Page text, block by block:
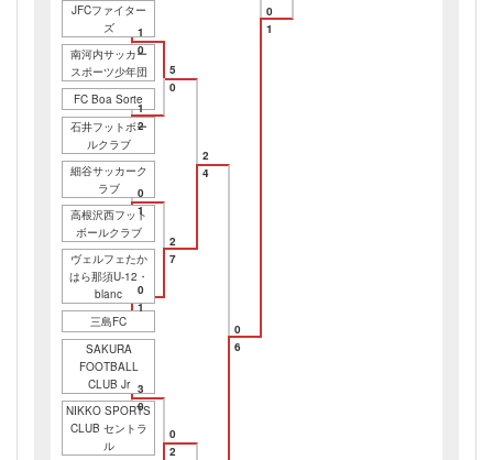
0
JFCファイター
ズ
1
南河内サッカー
スポーツ少年団
0
5
FC Boa Sorte
1
石井フットボー
ルクラブ
2
0
2
細谷サッカーク
ラブ
0
高根沢西フット
ボールクラブ
1
2
ヴェルフェたか
はら那須U-12・
blanc
0
三島FC
1
7
4
0
SAKURA
FOOTBALL
CLUB Jr 3
NIKKO SPORTS
CLUB セントラ
ル
0
0
2
6
1